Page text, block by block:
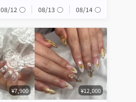
08/12 ◯ 08/13 ◯ 08/14 ◯
¥7,900 ¥12,000